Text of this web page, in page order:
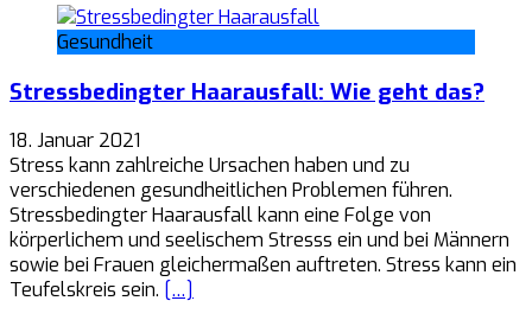
Gesundheit
Stressbedingter Haarausfall: Wie geht das?
18. Januar 2021
Stress kann zahlreiche Ursachen haben und zu
verschiedenen gesundheitlichen Problemen führen.
Stressbedingter Haarausfall kann eine Folge von
körperlichem und seelischem Stresss ein und bei Männern
sowie bei Frauen gleichermaßen auftreten. Stress kann ein
Teufelskreis sein. […]